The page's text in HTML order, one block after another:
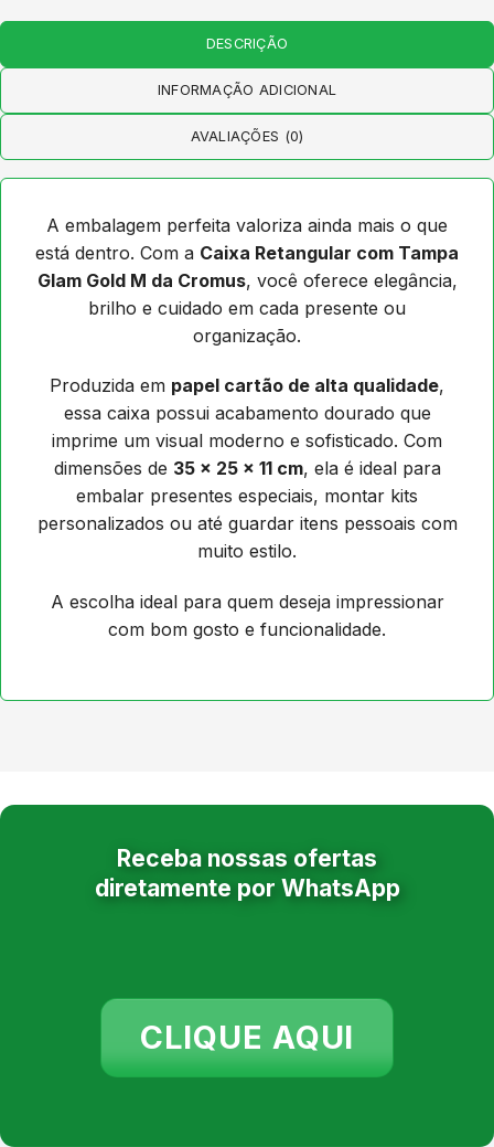
DESCRIÇÃO
INFORMAÇÃO ADICIONAL
AVALIAÇÕES (0)
A embalagem perfeita valoriza ainda mais o que
está dentro. Com a Caixa Retangular com Tampa
Glam Gold M da Cromus, você oferece elegância,
brilho e cuidado em cada presente ou
organização.
Produzida em papel cartão de alta qualidade,
essa caixa possui acabamento dourado que
imprime um visual moderno e sofisticado. Com
dimensões de 35 x 25 x 11 cm, ela é ideal para
embalar presentes especiais, montar kits
personalizados ou até guardar itens pessoais com
muito estilo.
A escolha ideal para quem deseja impressionar
com bom gosto e funcionalidade.
Receba nossas ofertas
diretamente por WhatsApp
CLIQUE AQUI